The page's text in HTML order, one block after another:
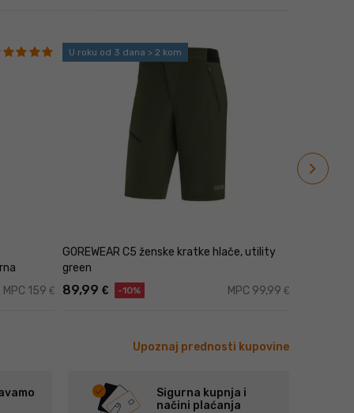
MPC 159 €
U roku od 3 dana > 2 kom
GOREWEAR C5 ženske kratke hlače, utility
green
89,99 € -10% MPC 99,99 €
navigate_next
Upoznaj prednosti kupovine
Sigurna kupnja i
načini plaćanja